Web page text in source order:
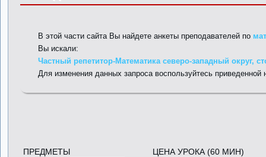
В этой части сайта Вы найдете анкеты преподавателей по
Вы искали:
Частный репетитор-Математика северо-западный округ,
Для изменения данных запроса воспользуйтесь
ПРЕДМЕТЫ ЦЕНА УРОКА (60 МИН)